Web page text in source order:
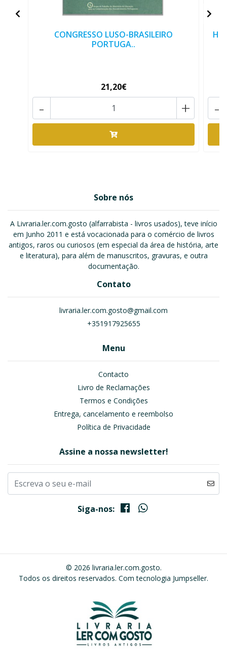
CONGRESSO LUSO-BRASILEIRO
PORTUGA..
21,20€
+
- -
Sobre nós
A Livraria.ler.com.gosto (alfarrabista - livros usados), teve início
em Junho 2011 e está vocacionada para o comércio de livros
antigos, raros ou curiosos (em especial da área de história, arte
e literatura), para além de manuscritos, gravuras, e outra
documentação.
Contato
livraria.ler.com.gosto@gmail.com
+351917925655
Menu
Contacto
Livro de Reclamações
Termos e Condições
Entrega, cancelamento e reembolso
Política de Privacidade
Assine a nossa newsletter!
Siga-nos:
© 2026 livraria.ler.com.gosto.
Todos os direitos reservados. Com tecnologia Jumpseller.